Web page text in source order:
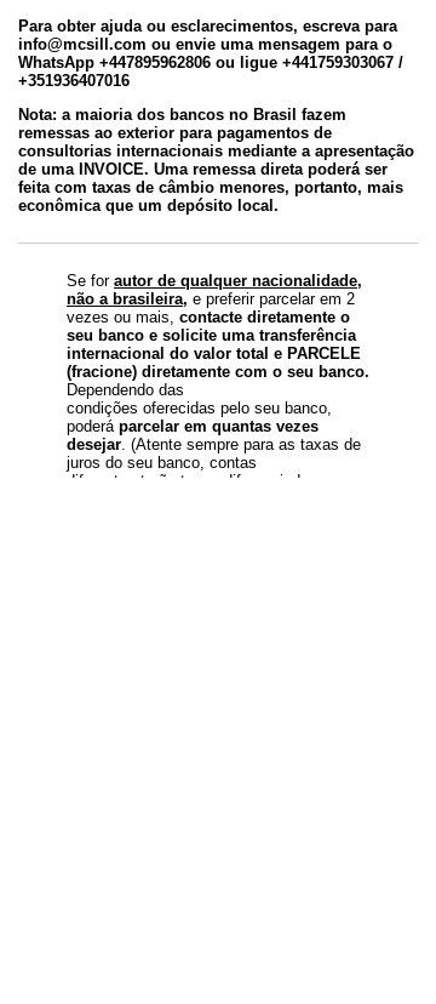
Para obter ajuda ou esclarecimentos, escreva para
info@mcsill.com ou envie uma mensagem para o
WhatsApp +447895962806 ou ligue +441759303067 /
+351936407016
Nota: a maioria dos bancos no Brasil fazem
remessas ao exterior para pagamentos de
consultorias internacionais mediante a apresentação
de uma INVOICE. Uma remessa direta poderá ser
feita com taxas de câmbio menores, portanto, mais
econômica que um depósito local.
Se for autor de qualquer nacionalidade,
não a brasileira, e preferir parcelar em 2
vezes ou mais, contacte diretamente o
seu banco e solicite uma transferência
internacional do valor total e PARCELE
(fracione) diretamente com o seu banco.
Dependendo das
condições oferecidas pelo seu banco,
poderá parcelar em quantas vezes
desejar . (Atente sempre para as taxas de
juros do seu banco, contas
diferentes terão taxas diferenciadas